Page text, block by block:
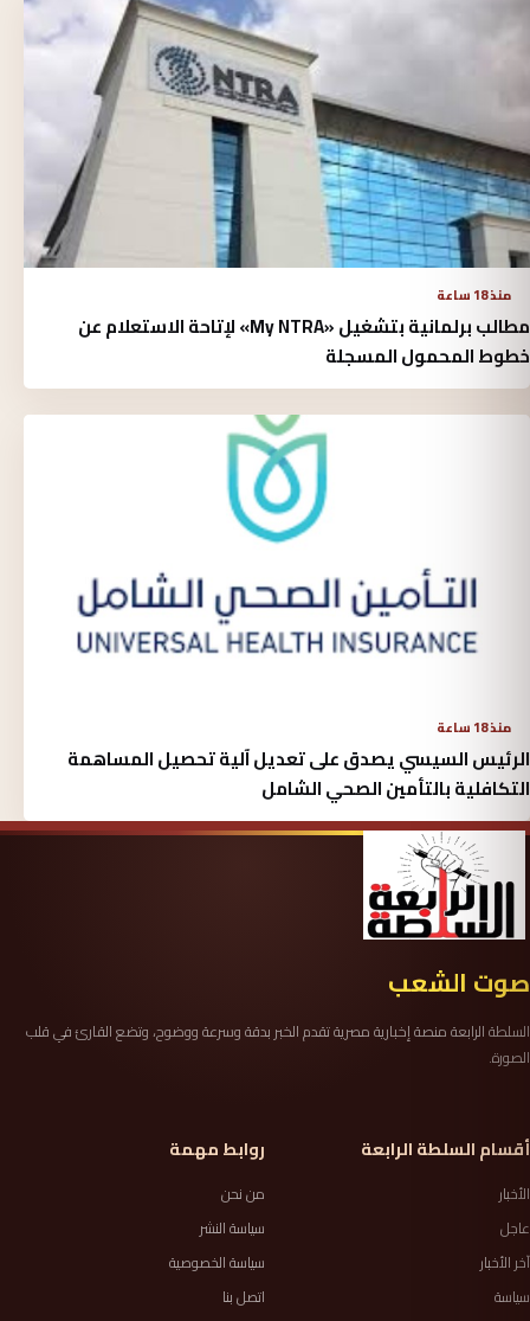
منذ 18 ساعة
مطالب برلمانية بتشغيل «My NTRA» لإتاحة الاستعلام عن
خطوط المحمول المسجلة
منذ 18 ساعة
الرئيس السيسي يصدق على تعديل آلية تحصيل المساهمة
التكافلية بالتأمين الصحي الشامل
صوت الشعب
السلطة الرابعة منصة إخبارية مصرية تقدم الخبر بدقة وسرعة ووضوح، وتضع القارئ في قلب
الصورة.
أقسام السلطة الرابعة
الأخبار
عاجل
آخر الأخبار
سياسة
روابط مهمة
من نحن
سياسة النشر
سياسة الخصوصية
اتصل بنا